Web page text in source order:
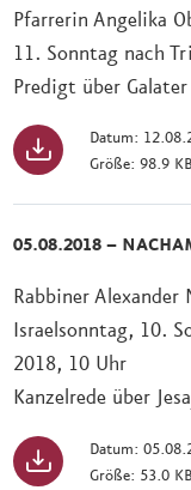
Pfarrerin Angelika
11. Sonntag nach
Predigt über
Datum:
Größe: 98.9 KB
05.08.2018 –
Rabbiner Alexander
Israelsonntag, 10.
2018, 10 Uhr
Kanzelrede über
Datum:
Größe: 53.0 KB